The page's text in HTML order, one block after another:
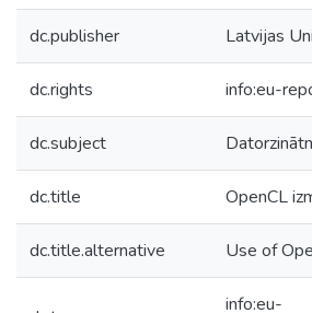
dc.publisher Latvijas
dc.rights info:eu-
dc.subject
dc.title OpenCL
dc.title.alternative Use of
info:eu-